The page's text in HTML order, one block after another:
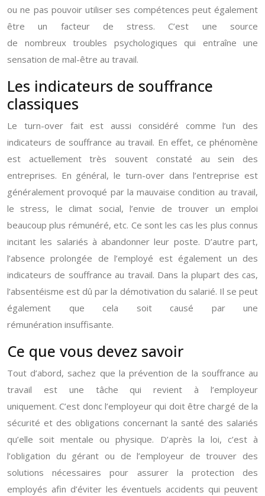
ou ne pas pouvoir utiliser ses compétences peut également
être un facteur de stress. C’est une source
de nombreux troubles psychologiques qui entraîne une
sensation de mal-être au travail.
Les indicateurs de souffrance
classiques
Le turn-over fait est aussi considéré comme l’un des
indicateurs de souffrance au travail. En effet, ce phénomène
est actuellement très souvent constaté au sein des
entreprises. En général, le turn-over dans l’entreprise est
généralement provoqué par la mauvaise condition au travail,
le stress, le climat social, l’envie de trouver un emploi
beaucoup plus rémunéré, etc. Ce sont les cas les plus connus
incitant les salariés à abandonner leur poste. D’autre part,
l’absence prolongée de l’employé est également un des
indicateurs de souffrance au travail. Dans la plupart des cas,
l’absentéisme est dû par la démotivation du salarié. Il se peut
également que cela soit causé par une
rémunération insuffisante.
Ce que vous devez savoir
Tout d’abord, sachez que la prévention de la souffrance au
travail est une tâche qui revient à l’employeur
uniquement. C’est donc l’employeur qui doit être chargé de la
sécurité et des obligations concernant la santé des salariés
qu’elle soit mentale ou physique. D’après la loi, c’est à
l’obligation du gérant ou de l’employeur de trouver des
solutions nécessaires pour assurer la protection des
employés afin d’éviter les éventuels accidents qui peuvent